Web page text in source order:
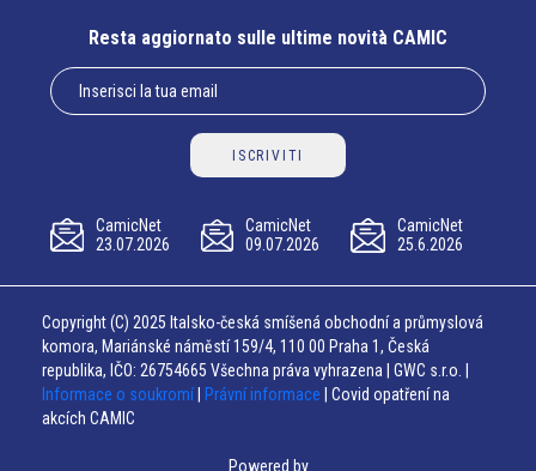
Resta aggiornato sulle ultime novità CAMIC
ISCRIVITI
CamicNet
23.07.2026
CamicNet
09.07.2026
CamicNet
25.6.2026
Copyright (C) 2025 Italsko-česká smíšená obchodní a průmyslová
komora, Mariánské náměstí 159/4, 110 00 Praha 1, Česká
republika, IČO: 26754665 Všechna práva vyhrazena | GWC s.r.o. |
Informace o soukromí
Právní informace | Covid opatření na
akcích CAMIC
Powered by